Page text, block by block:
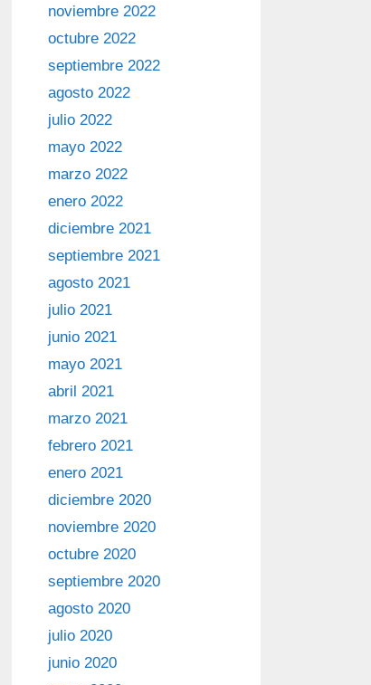
noviembre 2022
octubre 2022
septiembre 2022
agosto 2022
julio 2022
mayo 2022
marzo 2022
enero 2022
diciembre 2021
septiembre 2021
agosto 2021
julio 2021
junio 2021
mayo 2021
abril 2021
marzo 2021
febrero 2021
enero 2021
diciembre 2020
noviembre 2020
octubre 2020
septiembre 2020
agosto 2020
julio 2020
junio 2020